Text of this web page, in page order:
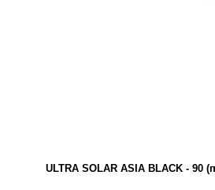
ULTRA SOLAR ASIA BLACK - 90